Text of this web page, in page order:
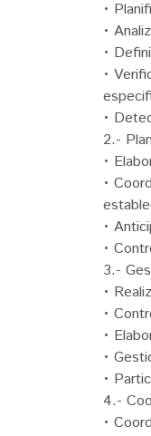
•
•
•
•
•
2.-
•
•
•
•
3.-
•
•
•
•
•
4.-
•